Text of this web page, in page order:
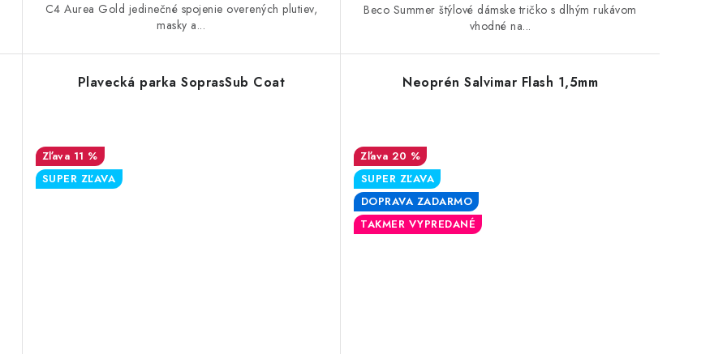
C4 Aurea Gold jedinečné spojenie overených plutiev,
masky a...
Beco Summer štýlové dámske tričko s dlhým rukávom
vhodné na...
Plavecká parka SoprasSub Coat
11 %
SUPER ZĽAVA
Neoprén Salvimar Flash 1,5mm
20 %
SUPER ZĽAVA
DOPRAVA ZADARMO
TAKMER VYPREDANÉ